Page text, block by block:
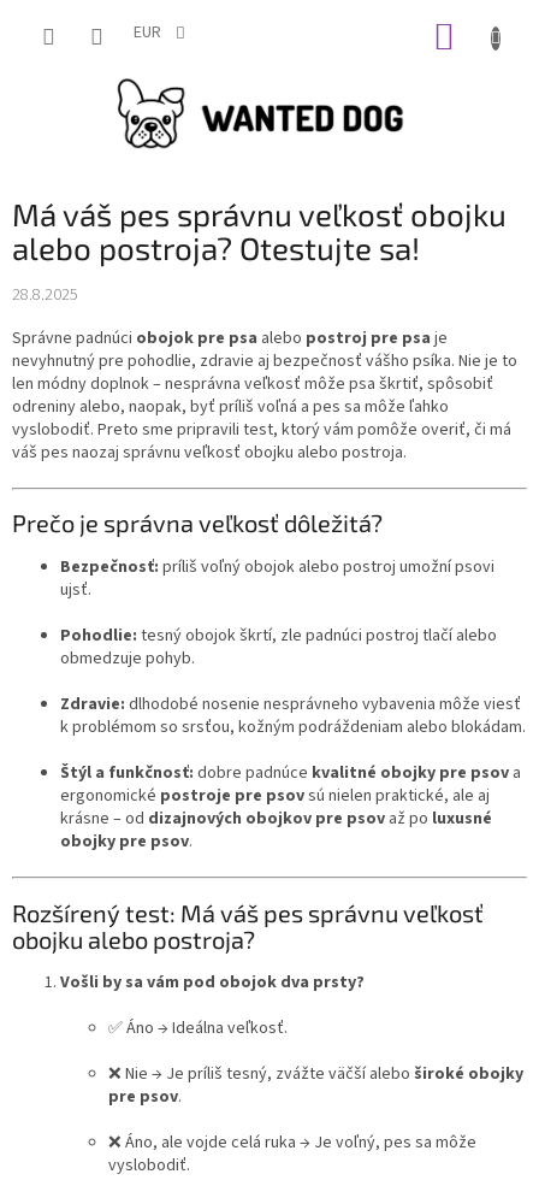
EUR
Má váš pes správnu veľkosť obojku
alebo postroja? Otestujte sa!
28.8.2025
Správne padnúci obojok pre psa alebo postroj pre psa je
nevyhnutný pre pohodlie, zdravie aj bezpečnosť vášho psíka. Nie je to
len módny doplnok – nesprávna veľkosť môže psa škrtiť, spôsobiť
odreniny alebo, naopak, byť príliš voľná a pes sa môže ľahko
vyslobodiť. Preto sme pripravili test, ktorý vám pomôže overiť, či má
váš pes naozaj správnu veľkosť obojku alebo postroja.
Prečo je správna veľkosť dôležitá?
Bezpečnosť: príliš voľný obojok alebo postroj umožní psovi
ujsť.
Pohodlie: tesný obojok škrtí, zle padnúci postroj tlačí alebo
obmedzuje pohyb.
Zdravie: dlhodobé nosenie nesprávneho vybavenia môže viesť
k problémom so srsťou, kožným podráždeniam alebo blokádam.
Štýl a funkčnosť: dobre padnúce kvalitné obojky pre psov a
ergonomické postroje pre psovsú nielen praktické, ale aj
krásne – od dizajnových obojkov pre psov až po luxusné
obojky pre psov.
Rozšírený test: Má váš pes správnu veľkosť
obojku alebo postroja?
Vošli by sa vám pod obojok dva prsty?
✅ Áno → Ideálna veľkosť.
❌ Nie → Je príliš tesný, zvážte väčší alebo široké obojky
pre psov.
❌ Áno, ale vojde celá ruka → Je voľný, pes sa môže
vyslobodiť.